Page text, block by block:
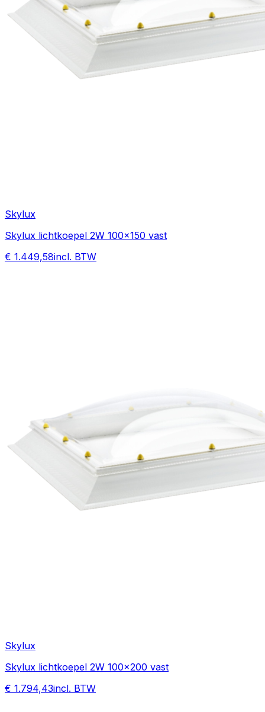
Skylux
Skylux lichtkoepel 2W 100x150 vast
€ 1.449,58incl. BTW
Skylux
Skylux lichtkoepel 2W 100x200 vast
€ 1.794,43incl. BTW